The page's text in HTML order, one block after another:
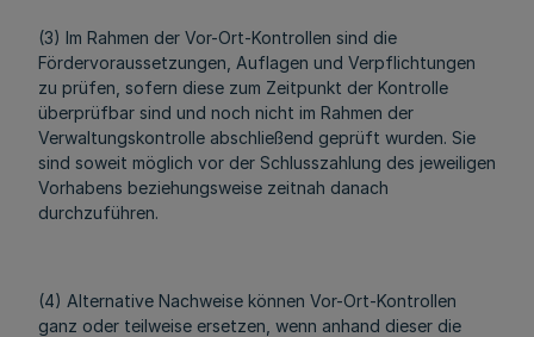
(3) Im Rahmen der Vor-Ort-Kontrollen sind die
Fördervoraussetzungen, Auflagen und Verpflichtungen
zu prüfen, sofern diese zum Zeitpunkt der Kontrolle
überprüfbar sind und noch nicht im Rahmen der
Verwaltungskontrolle abschließend geprüft wurden. Sie
sind soweit möglich vor der Schlusszahlung des jeweiligen
Vorhabens beziehungsweise zeitnah danach
durchzuführen.
(4) Alternative Nachweise können Vor-Ort-Kontrollen
ganz oder teilweise ersetzen, wenn anhand dieser die